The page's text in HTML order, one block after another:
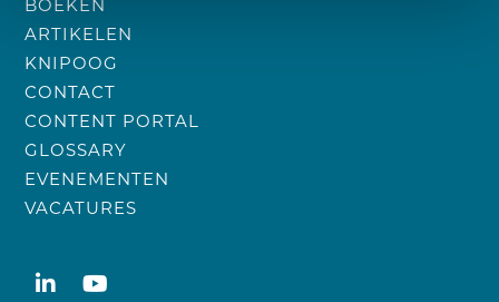
BOEKEN
ARTIKELEN
KNIPOOG
CONTACT
CONTENT PORTAL
GLOSSARY
EVENEMENTEN
VACATURES